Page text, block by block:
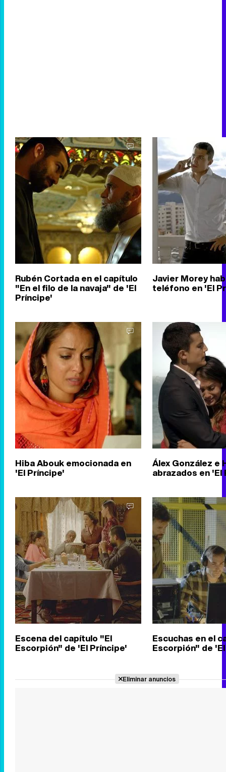
Rubén Cortada en el capítulo
"En el filo de la navaja" de 'El
Príncipe'
Javier Morey
teléfono en 'El
Hiba Abouk emocionada en
'El Príncipe'
Álex González e
abrazados en 'El
Escena del capítulo "El
Escorpión" de 'El Príncipe'
Escuchas en el
Escorpión" de
Eliminar anuncios